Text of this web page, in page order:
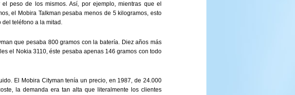
peso de los mismos. Así, por ejemplo, mientras que el
el Mobira Talkman pesaba menos de 5 kilogramos, esto
teléfono a la mitad.
que pesaba 800 gramos con la batería. Diez años más
el Nokia 3110, éste pesaba apenas 146 gramos con todo
El Mobira Cityman tenía un precio, en 1987, de 24.000
la demanda era tan alta que literalmente los clientes